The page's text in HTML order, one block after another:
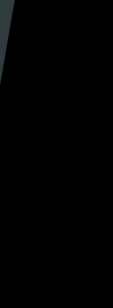
début de
confirme
fort intérêt
de la saison
le premier
à vendre se
des
de
ces
les plus
ou la
pas à
camping dont
avec